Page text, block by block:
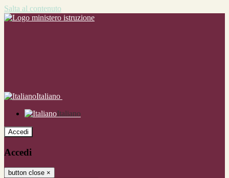
Salta al contenuto
Italiano
Italiano
Accedi
Accedi
button close ×